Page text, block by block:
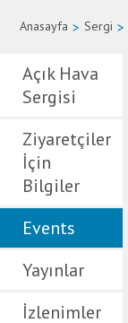
Anasayfa > Sergi >
Açık Hava
Sergisi
Ziyaretçiler
İçin
Bilgiler
Events
Yayınlar
İzlenimler